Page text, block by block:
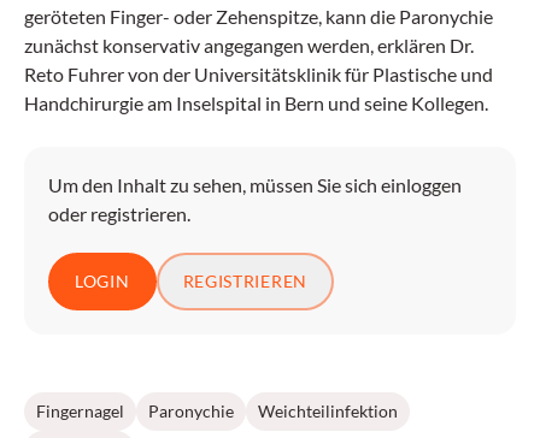
geröteten Finger- oder Zehenspitze, kann die Paronychie
zunächst konservativ angegangen werden, erklären Dr.
Reto Fuhrer von der Universitätsklinik für Plastische und
Handchirurgie am Inselspital in Bern und seine Kollegen.
Um den Inhalt zu sehen, müssen Sie sich einloggen
oder registrieren.
LOGIN REGISTRIEREN
Fingernagel Paronychie
Weichteilinfektion